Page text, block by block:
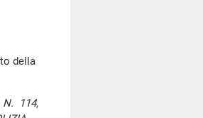
della
N. 114,